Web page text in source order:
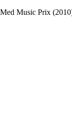
Music Prix